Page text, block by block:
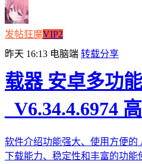
发帖狂魔VIP2
昨天 16:13 电脑端 转载分享
载器 安卓多功
_V6.34.4.6974
软件介绍功能强大、使用方便的
下载能力、稳定性和丰富的功能